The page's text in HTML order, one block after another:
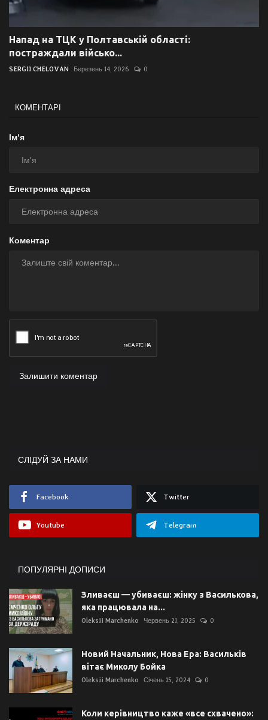
Напад на ТЦК у Полтавській області:
постраждали військо...
SERGII CHELOVAN Березень 14, 2026 0
КОМЕНТАРІ
Ім'я
Електронна адреса
Коментар
Залишити коментар
СЛІДУЙ ЗА НАМИ
Facebook Twitter
Youtube Telegram
ПОПУЛЯРНІ ДОПИСИ
Зливаєш — убиваєш: жінку з Василькова,
яка працювала на...
Oleksii Marchenko Червень 21, 2025 0
Новий Начальник, Нова Ера: Васильків
вітає Миколу Бойка
Oleksii Marchenko Січень 15, 2024 0
Коли керівництво каже «все схвачено»: